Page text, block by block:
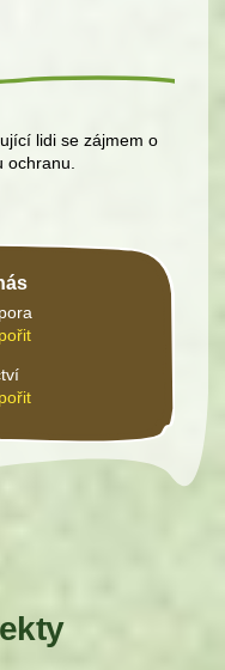
lidi se zájmem o